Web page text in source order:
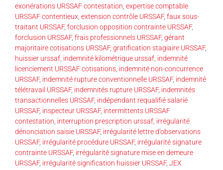
exonérations URSSAF contestation expertise comptable
URSSAF contentieux extension contrôle URSSAF, faux sous-
traitant URSSAF, forclusion opposition contrainte URSSAF,
forclusion URSSAF, frais professionnels URSSAF, gérant
majoritaire cotisations URSSAF, gratification stagiaire URSSAF,
huissier urssaf indemnité kilométrique urssaf indemnité
licenciement URSSAF cotisations indemnité non-concurrence
URSSAF, indemnité rupture conventionnelle URSSAF, indemnité
télétravail URSSAF, indemnités rupture URSSAF, indemnités
transactionnelles URSSAF, indépendant requalifié salarié
URSSAF, inspecteur URSSAF, intermittents URSSAF
contestation interruption prescription urssaf irrégularité
dénonciation saisie URSSAF, irrégularité lettre d’observations
URSSAF, irrégularité procédure URSSAF, irrégularité signature
contrainte URSSAF, irrégularité signature mise en demeure
URSSAF, irrégularité signification huissier URSSAF, JEX